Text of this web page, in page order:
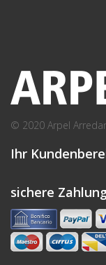
© 2020 Arpel
Ihr
sichere